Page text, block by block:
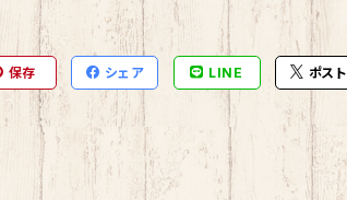
保存 シェア LINE ポスト